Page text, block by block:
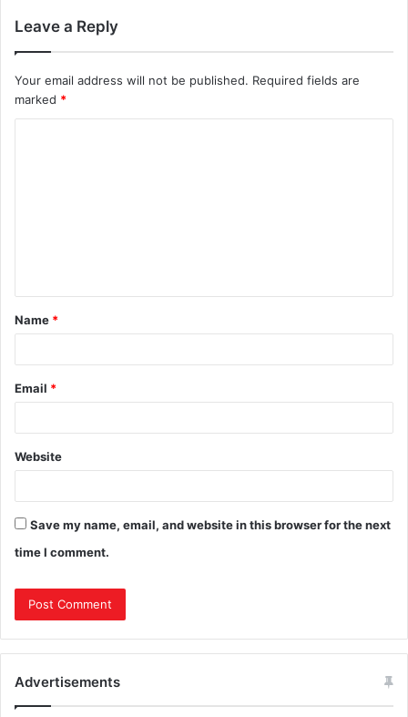
Leave a Reply
Your email address will not be published. Required fields are
marked *
Name *
Email *
Website
Save my name, email, and website in this browser for the next
time I comment.
Advertisements